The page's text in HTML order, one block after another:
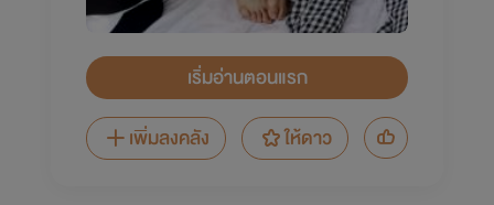
เริ่มอ่านตอนแรก
เพิ่มลงคลัง
ให้ดาว